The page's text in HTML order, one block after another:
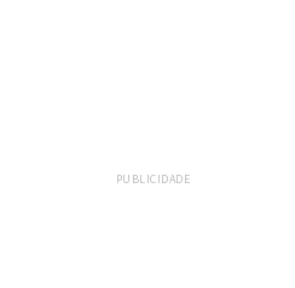
PUBLICIDADE